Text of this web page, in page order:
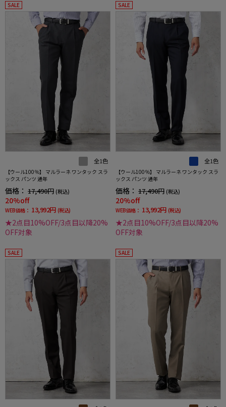
SALE
全1色
【ウール100％】 マルラーネ ワンタック スラ
ックス パンツ 通年
価格： 17,490円 (税込)
20%off
WEB価格： 13,992円 (税込)
★2点目10%OFF/3点目以降20%
OFF対象
SALE
全1色
【ウール100％】 マルラーネ ワンタック スラ
ックス パンツ 通年
価格： 17,490円 (税込)
20%off
WEB価格： 13,992円 (税込)
★2点目10%OFF/3点目以降20%
OFF対象
SALE SALE